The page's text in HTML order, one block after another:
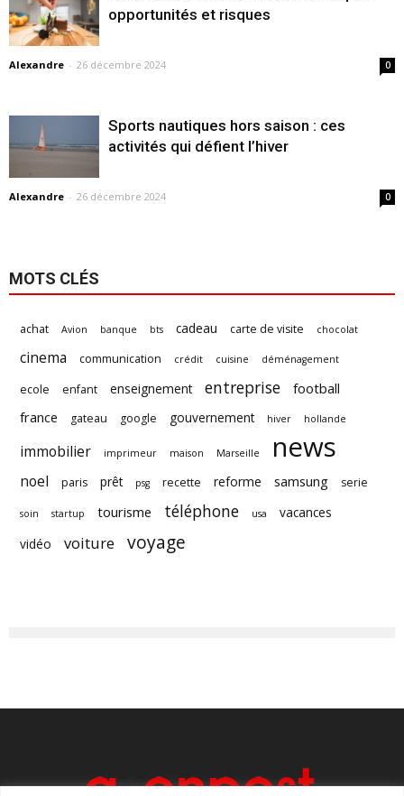
opportunités et risques
Alexandre - 26 décembre 2024 0
Sports nautiques hors saison : ces
activités qui défient l’hiver
Alexandre - 26 décembre 2024 0
MOTS CLÉS
achat Avion banque bts cadeau carte de visite chocolat
cinema communication crédit cuisine déménagement
ecole enfant enseignement entreprise
football
france
gateau google gouvernement hiver hollande
immobilier imprimeur maison Marseille news
noel paris prêt psg recette reforme samsung serie
soin startup tourisme téléphone usa
vacances
vidéo
voiture voyage